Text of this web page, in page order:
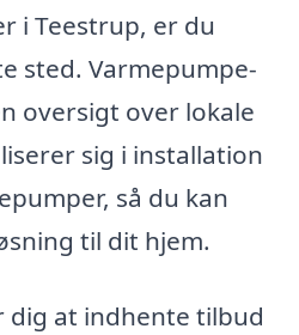
i Teestrup, er du
sted. Varmepumpe-
oversigt over lokale
sig i installation
så du kan
til dit hjem.
dig at indhente tilbud